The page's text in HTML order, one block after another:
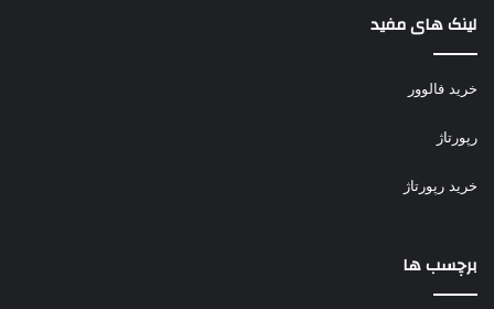
لینک های مفید
خرید فالوور
رپورتاژ
خرید رپورتاژ
برچسب ها